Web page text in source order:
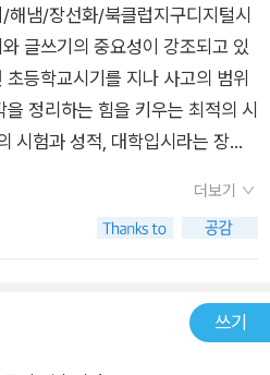
는 것을 이 책으로 알게 될 것이
나면 더 이상 '글을 쓰려고 하면
하지 않게 될 것이다. ​​특히 이
는 것이 아니라, 뼈대를 세우고 차
적인 노하우를 알려준다. ​그러니
자신에게 맞는 것을 택하여 꾸준
있겠다. ​그렇게 글쓰기를 하다
잘 쓰면 자신감이 생깁니다. 자신
금 당장 글쓰기를 시작해 보세요.
부터는 교육 사업을 시작하여 서
영한 고전인문아카데미 프로그램
기 강연을 진행해 왔다고 한다.이
서, 자기소개서, 논술 등 청소년
어떻게 써야 할지 모르는 모습을
다.저자는 특히 청소년들이 꼭 익
꼽았다. 나를 표현하고 다른 사람
해 배울 수 있다고 강조했다. 또
한다면 글쓰기를 꾸준히 연마해서
야기했다.p.80표준어는 매년 개
도움을 줄 수 있는 책이에요.Part
하게청소년을 위한 글쓰기 에세이
면 글을 잘 쓰고, 글쓰기 실력을
문해력을 발전시킬 수 있는지 안
. 글감을 암기하고 쏟아내는 입시
생각을 정리하고 체계화하는 글쓰
화 된 세상에서도 단연 중요한 능
기에 제대로 글쓰기훈련을 해야
4:다양한 방식으로 글쓰기에 재
냄/장선화/북클럽지구​​디지털시
글쓰기의 중요성이 강조되고 있
등학교시기를 지나 사고의 범위
정리하는 힘을 키우는 최적의 시
시험과 성적, 대학입시라는 장벽
발기구(OECD)는 리더가 갖춰야
비판적인 사고를 꼽고 있습니다.
의 생각을 수렴하기 위해 좋은 아
사람들을 설득해야 하죠. 논리적
더보기
쓰기